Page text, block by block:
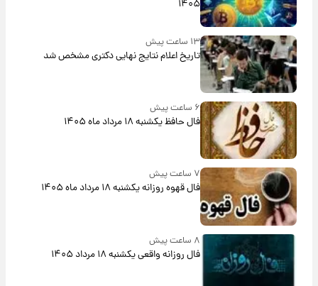
۱۴۰۵
۱۳ ساعت پیش
تاریخ اعلام نتایج نهایی دکتری مشخص شد
۶ ساعت پیش
فال حافظ یکشنبه ۱۸ مرداد ماه ۱۴۰۵
۷ ساعت پیش
فال قهوه روزانه یکشنبه ۱۸ مرداد ماه ۱۴۰۵
۸ ساعت پیش
فال روزانه واقعی یکشنبه ۱۸ مرداد ۱۴۰۵